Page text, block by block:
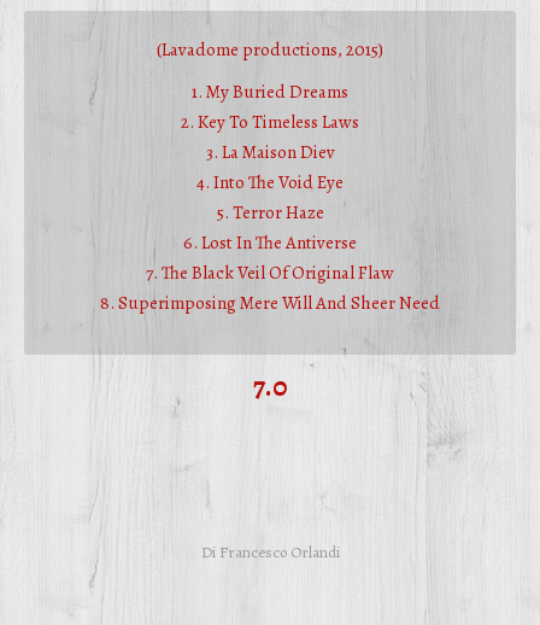
(Lavadome productions, 2015)
1. My Buried Dreams
2. Key To Timeless Laws
3. La Maison Diev
4. Into The Void Eye
5. Terror Haze
6. Lost In The Antiverse
7. The Black Veil Of Original Flaw
8. Superimposing Mere Will And Sheer Need
7.0
Di Francesco Orlandi